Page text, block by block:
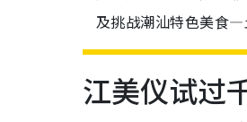
及挑战潮汕特色美食—
江美仪试过